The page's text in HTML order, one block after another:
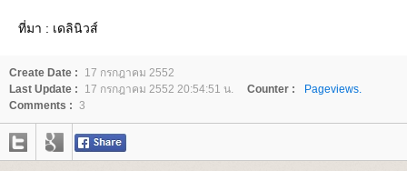
ที่มา : เดลินิวส์
Create Date :
17 กรกฎาคม 2552
Last Update :
17 กรกฎาคม 2552 20:54:51 น. Counter :
Pageviews.
Comments : 3